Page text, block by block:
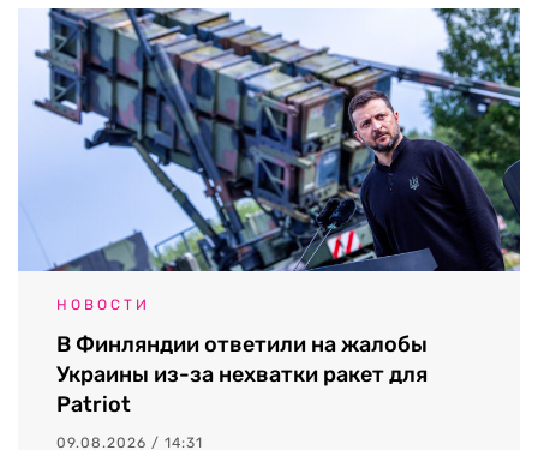
НОВОСТИ
В Финляндии ответили на жалобы
Украины из-за нехватки ракет для
Patriot
09.08.2026 / 14:31